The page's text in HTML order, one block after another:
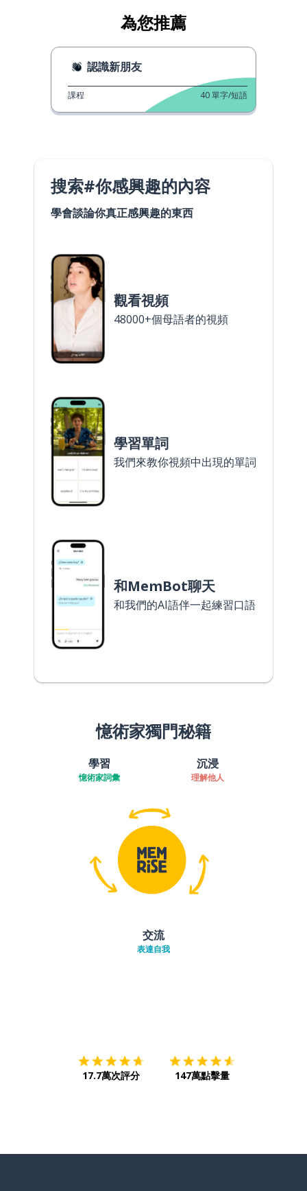
為您推薦
認識新朋友
課程 40單字/短語
搜索#你感興趣的內容
學會談論你真正感興趣的東西
觀看視頻
48000+個母語者的視頻
學習單詞
我們來教你視頻中出現的單詞
和MemBot聊天
和我們的AI語伴一起練習口語
憶術家獨門秘籍
學習
憶術家詞彙
沉浸
理解他人
交流
表達自我
17.7萬次評分 147萬點擊量